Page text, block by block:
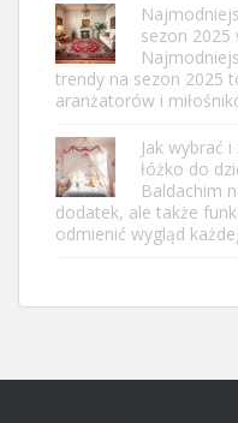
sezon 2025
trendy na sezon 2025
aranżatorów i
Jak wybrać
łóżko do
Baldachim
dodatek, ale także
odmienić wygląd